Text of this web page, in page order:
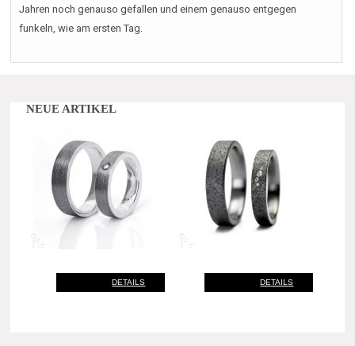
Jahren noch genauso gefallen und einem genauso entgegen
funkeln, wie am ersten Tag.
NEUE ARTIKEL
DETAILS DETAILS